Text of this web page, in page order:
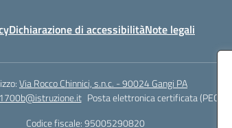
Dichiarazione di accessibilitàNote legali
Via Rocco Chinnici, s.n.c. - 90024 Gangi PA
Posta elettronica certificata (PEC):
Codice fiscale: 95005290820